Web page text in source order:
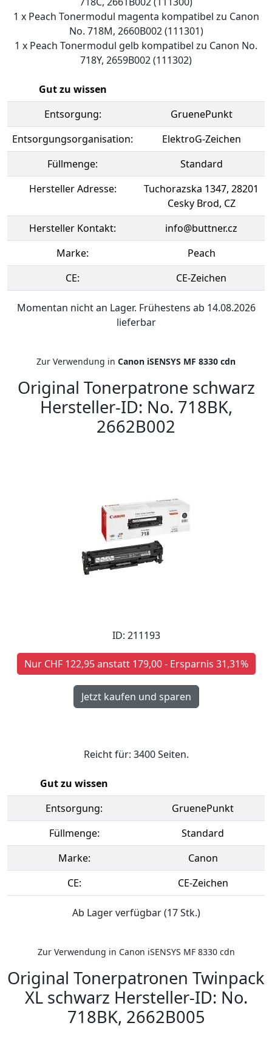
1 x Peach Tonermodul magenta kompatibel zu Canon
No. 718M, 2660B002 (111301)
1 x Peach Tonermodul gelb kompatibel zu Canon No.
718Y, 2659B002 (111302)
Gut zu wissen
Entsorgung:
GruenePunkt
Entsorgungsorganisation:
ElektroG-Zeichen
Füllmenge:
Standard
Hersteller Adresse:
Tuchorazska 1347, 28201
Cesky Brod, CZ
Hersteller Kontakt:
info@buttner.cz
Marke:
Peach
CE:
CE-Zeichen
Momentan nicht an Lager. Frühestens ab 14.08.2026
lieferbar
Zur Verwendung in Canon iSENSYS MF 8330 cdn
Original Tonerpatrone schwarz
Hersteller-ID: No. 718BK,
2662B002
ID: 211193
Nur CHF 122,95 anstatt 179,00 - Ersparnis 31,31%
Reicht für: 3400 Seiten.
Gut zu wissen
Entsorgung:
GruenePunkt
Füllmenge:
Standard
Marke:
Canon
CE:
CE-Zeichen
Ab Lager verfügbar (17 Stk.)
Zur Verwendung in Canon iSENSYS MF 8330 cdn
Original Tonerpatronen Twinpack
XL schwarz Hersteller-ID: No.
718BK, 2662B005